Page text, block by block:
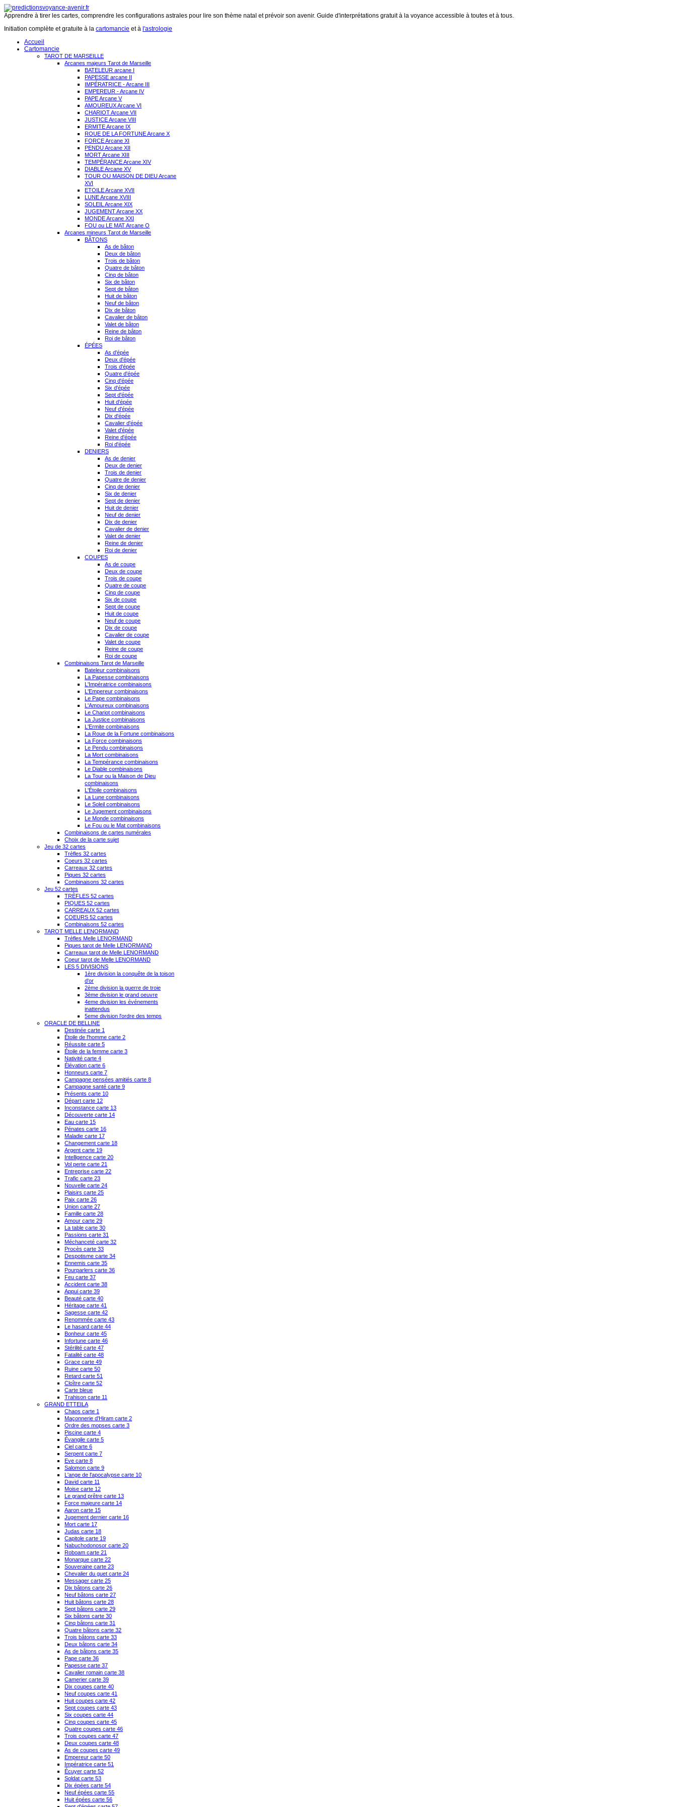
Apprendre à tirer les cartes, comprendre les configurations astrales pour lire son thème natal et prévoir son avenir. Guide d'interprétations gratuit à la voyance accessible à toutes et à tous.
Initiation complète et gratuite à la cartomancie et à l'astrologie
Accueil
Cartomancie
TAROT DE MARSEILLE
Arcanes majeurs Tarot de Marseille
BATELEUR arcane I
PAPESSE arcane II
IMPÉRATRICE - Arcane III
EMPEREUR - Arcane IV
PAPE Arcane V
AMOUREUX Arcane VI
CHARIOT Arcane VII
JUSTICE Arcane VIII
ERMITE Arcane IX
ROUE DE LA FORTUNE Arcane X
FORCE Arcane XI
PENDU Arcane XII
MORT Arcane XIII
TEMPÉRANCE Arcane XIV
DIABLE Arcane XV
TOUR OU MAISON DE DIEU Arcane
XVI
ETOILE Arcane XVII
LUNE Arcane XVIII
SOLEIL Arcane XIX
JUGEMENT Arcane XX
MONDE Arcane XXI
FOU ou LE MAT Arcane O
Arcanes mineurs Tarot de Marseille
BÂTONS
As de bâton
Deux de bâton
Trois de bâton
Quatre de bâton
Cinq de bâton
Six de bâton
Sept de bâton
Huit de bâton
Neuf de bâton
Dix de bâton
Cavalier de bâton
Valet de bâton
Reine de bâton
Roi de bâton
ÉPÉES
As d'épée
Deux d'épée
Trois d'épée
Quatre d'épée
Cinq d'épée
Six d'épée
Sept d'épée
Huit d'épée
Neuf d'épée
Dix d'épée
Cavalier d'épée
Valet d'épée
Reine d'épée
Roi d'épée
DENIERS
As de denier
Deux de denier
Trois de denier
Quatre de denier
Cinq de denier
Six de denier
Sept de denier
Huit de denier
Neuf de denier
Dix de denier
Cavalier de denier
Valet de denier
Reine de denier
Roi de denier
COUPES
As de coupe
Deux de coupe
Trois de coupe
Quatre de coupe
Cinq de coupe
Six de coupe
Sept de coupe
Huit de coupe
Neuf de coupe
Dix de coupe
Cavalier de coupe
Valet de coupe
Reine de coupe
Roi de coupe
Combinaisons Tarot de Marseille
Bateleur combinaisons
La Papesse combinaisons
L'Impératrice combinaisons
L'Empereur combinaisons
Le Pape combinaisons
L'Amoureux combinaisons
Le Chariot combinaisons
La Justice combinaisons
L'Ermite combinaisons
La Roue de la Fortune combinaisons
La Force combinaisons
Le Pendu combinaisons
La Mort combinaisons
La Tempérance combinaisons
Le Diable combinaisons
La Tour ou la Maison de Dieu
combinaisons
L'Étoile combinaisons
La Lune combinaisons
Le Soleil combinaisons
Le Jugement combinaisons
Le Monde combinaisons
Le Fou ou le Mat combinaisons
Combinaisons de cartes numérales
Choix de la carte sujet
Jeu de 32 cartes
Trèfles 32 cartes
Coeurs 32 cartes
Carreaux 32 cartes
Piques 32 cartes
Combinaisons 32 cartes
Jeu 52 cartes
TRÈFLES 52 cartes
PIQUES 52 cartes
CARREAUX 52 cartes
COEURS 52 cartes
Combinaisons 52 cartes
TAROT MELLE LENORMAND
Trèfles Melle LENORMAND
Piques tarot de Melle LENORMAND
Carreaux tarot de Melle LENORMAND
Coeur tarot de Melle LENORMAND
LES 5 DIVISIONS
1ère division la conquête de la toison
d'or
2ème division la guerre de troie
3ème division le grand oeuvre
4eme division les événements
inattendus
5eme division l'ordre des temps
ORACLE DE BELLINE
Destinée carte 1
Étoile de l'homme carte 2
Réussite carte 5
Étoile de la femme carte 3
Nativité carte 4
Élévation carte 6
Honneurs carte 7
Campagne pensées amitiés carte 8
Campagne santé carte 9
Présents carte 10
Départ carte 12
Inconstance carte 13
Découverte carte 14
Eau carte 15
Pénates carte 16
Maladie carte 17
Changement carte 18
Argent carte 19
Intelligence carte 20
Vol perte carte 21
Entreprise carte 22
Trafic carte 23
Nouvelle carte 24
Plaisirs carte 25
Paix carte 26
Union carte 27
Famille carte 28
Amour carte 29
La table carte 30
Passions carte 31
Méchanceté carte 32
Procès carte 33
Despotisme carte 34
Ennemis carte 35
Pourparlers carte 36
Feu carte 37
Accident carte 38
Appui carte 39
Beauté carte 40
Héritage carte 41
Sagesse carte 42
Renommée carte 43
Le hasard carte 44
Bonheur carte 45
Infortune carte 46
Stérilité carte 47
Fatalité carte 48
Grace carte 49
Ruine carte 50
Retard carte 51
Cloître carte 52
Carte bleue
Trahison carte 11
GRAND ETTEILA
Chaos carte 1
Maçonnerie d'Hiram carte 2
Ordre des mopses carte 3
Piscine carte 4
Évangile carte 5
Ciel carte 6
Serpent carte 7
Eve carte 8
Salomon carte 9
L'ange de l'apocalypse carte 10
David carte 11
Moise carte 12
Le grand prêtre carte 13
Force majeure carte 14
Aaron carte 15
Jugement dernier carte 16
Mort carte 17
Judas carte 18
Capitole carte 19
Nabuchodonosor carte 20
Roboam carte 21
Monarque carte 22
Souveraine carte 23
Chevalier du guet carte 24
Messager carte 25
Dix bâtons carte 26
Neuf bâtons carte 27
Huit bâtons carte 28
Sept bâtons carte 29
Six bâtons carte 30
Cinq bâtons carte 31
Quatre bâtons carte 32
Trois bâtons carte 33
Deux bâtons carte 34
As de bâtons carte 35
Pape carte 36
Papesse carte 37
Cavalier romain carte 38
Camerier carte 39
Dix coupes carte 40
Neuf coupes carte 41
Huit coupes carte 42
Sept coupes carte 43
Six coupes carte 44
Cinq coupes carte 45
Quatre coupes carte 46
Trois coupes carte 47
Deux coupes carte 48
As de coupes carte 49
Empereur carte 50
Impératrice carte 51
Écuyer carte 52
Soldat carte 53
Dix épées carte 54
Neuf épées carte 55
Huit épées carte 56